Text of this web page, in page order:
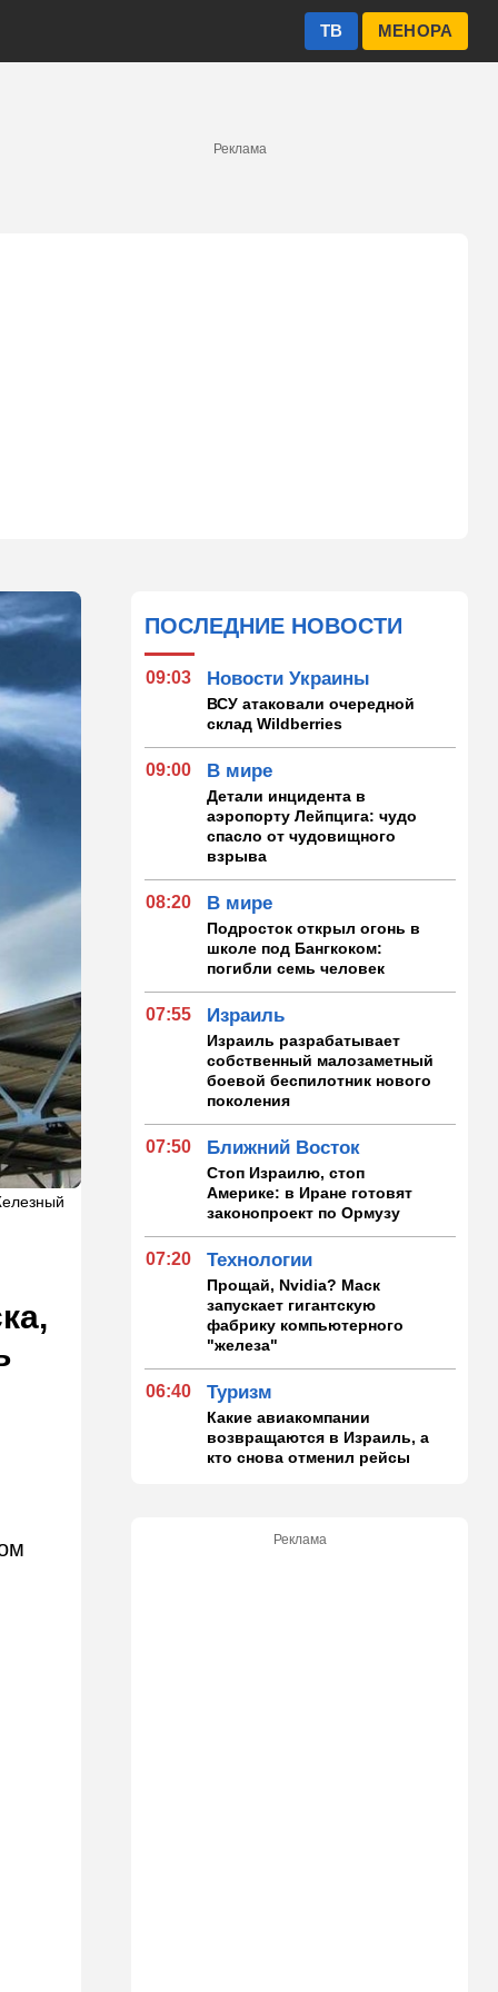
МЕНОРА
ТВ
Реклама
ПОСЛЕДНИЕ НОВОСТИ
09:03 Новости Украины
ВСУ атаковали очередной
склад Wildberries
09:00 В мире
Детали инцидента в
аэропорту Лейпцига: чудо
спасло от чудовищного
взрыва
08:20 В мире
Подросток открыл огонь в
школе под Бангкоком:
погибли семь человек
07:55 Израиль
Израиль разрабатывает
собственный малозаметный
боевой беспилотник нового
поколения
07:50 Ближний Восток
Стоп Израилю, стоп
Америке: в Иране готовят
законопроект по Ормузу
07:20 Технологии
Прощай, Nvidia? Маск
запускает гигантскую
фабрику компьютерного
"железа"
06:40 Туризм
Какие авиакомпании
возвращаются в Израиль, а
кто снова отменил рейсы
"корейцы" или "японцы"?
Реклама